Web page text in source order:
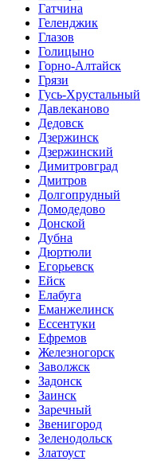
Гатчина
Геленджик
Глазов
Голицыно
Горно-Алтайск
Грязи
Гусь-Хрустальный
Давлеканово
Дедовск
Дзержинск
Дзержинский
Димитровград
Дмитров
Долгопрудный
Домодедово
Донской
Дубна
Дюртюли
Егорьевск
Ейск
Елабуга
Еманжелинск
Ессентуки
Ефремов
Железногорск
Заволжск
Задонск
Заинск
Заречный
Звенигород
Зеленодольск
Златоуст